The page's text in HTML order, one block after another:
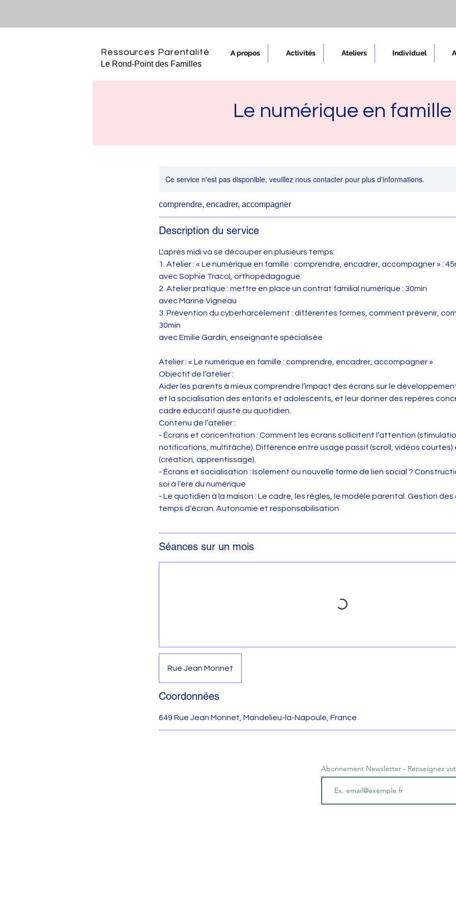
Ressources Parentalité
Le Rond-Point des Familles
A propos Activités Ateliers Individuel
Le numérique en famille
Ce service n'est pas disponible, veuillez nous contacter pour plus d'informations.
comprendre, encadrer, accompagner
Description du service
L'après midi va se découper en plusieurs temps:
1. Atelier : « Le numérique en famille : comprendre, encadrer, accompagner » :
avec Sophie Tracol, orthopédagogue.
2. Atelier pratique : mettre en place un contrat familial numérique : 30min
avec Marine Vigneau
3. Prévention du cyberharcèlement : différentes formes, comment prévenir,
30min
avec Emilie Gardin, enseignante spécialisée
Atelier : « Le numérique en famille : comprendre, encadrer, accompagner »
Objectif de l’atelier :
Aider les parents à mieux comprendre l’impact des écrans sur le
et la socialisation des enfants et adolescents, et leur donner des repères
cadre éducatif ajusté au quotidien.
Contenu de l’atelier :
- Écrans et concentration : Comment les écrans sollicitent l’attention
notifications, multitâche). Différence entre usage passif (scroll, vidéos
(création, apprentissage).
- Écrans et socialisation : Isolement ou nouvelle forme de lien social ?
soi à l’ère du numérique
- Le quotidien à la maison : Le cadre, les règles, le modèle parental. Gestion
temps d’écran. Autonomie et responsabilisation
Séances sur un mois
Rue Jean Monnet
Coordonnées
649 Rue Jean Monnet, Mandelieu-la-Napoule, France
Abonnement Newsletter - Renseignez